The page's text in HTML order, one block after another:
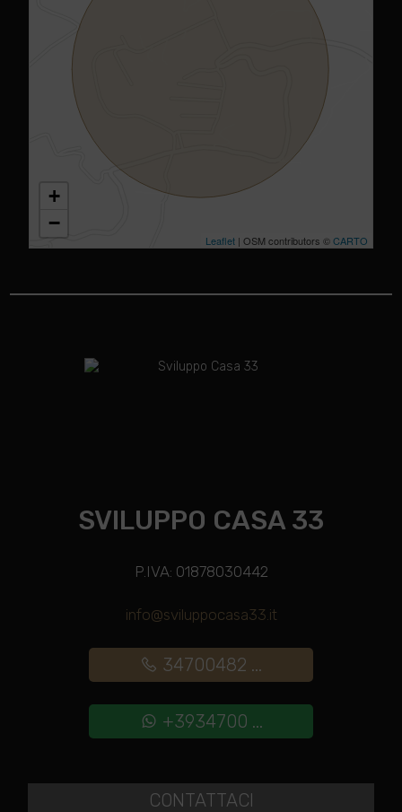
+
−
Leaflet| OSM contributors ©CARTO
SVILUPPO CASA 33
P.IVA: 01878030442
info@sviluppocasa33.it
34700482 ...
+3934700 ...
CONTATTACI